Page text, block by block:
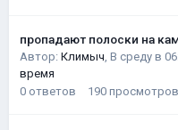
пропадают полоски на
Автор: Климыч, В среду в
время
0 ответов 190 просмотров